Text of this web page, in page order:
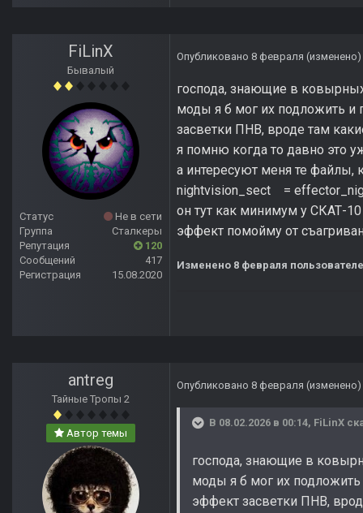
FiLinX
Бывалый
Статус
Не в сети
Группа
Сталкеры
Репутация
120
Сообщений
417
Регистрация
15.08.2020
Опубликовано 8 февраля (изменено)
господа, знающие в
моды я б мог их подложить и
засветки ПНВ, вроде там
я помню когда то давно это
а интересуют меня те
nightvision_sect =
он тут как минимум у СКАТ-
эффект помойму от
Изменено 8 февраля
antreg
Тайные Тропы 2
Автор темы
Опубликовано 8 февраля (изменено)
В 08.02.2026 в 00:14, FiLinX
господа, знающие в
моды я б мог их
эффект засветки ПНВ,